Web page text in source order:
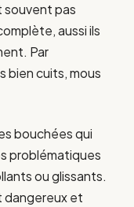
souvent pas
aussi ils
Par
bien cuits, mous
bouchées qui
problématiques
ou glissants.
dangereux et